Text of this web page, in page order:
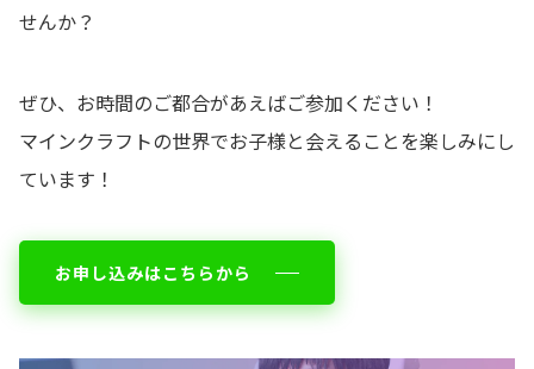
せんか？
ぜひ、お時間のご都合があえばご参加ください！
マインクラフトの世界でお子様と会えることを楽しみにし
ています！
お申し込みはこちらから